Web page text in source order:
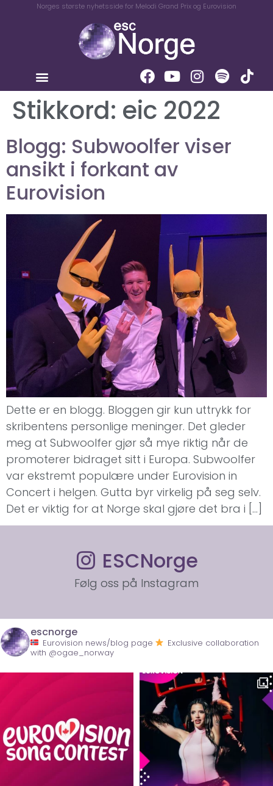
Norges største nyhetsside for Melodi Grand Prix og Eurovision
Stikkord: eic 2022
Blogg: Subwoolfer viser
ansikt i forkant av
Eurovision
Dette er en blogg. Bloggen gir kun uttrykk for
skribentens personlige meninger. Det gleder
meg at Subwoolfer gjør så mye riktig når de
promoterer bidraget sitt i Europa. Subwoolfer
var ekstremt populære under Eurovision in
Concert i helgen. Gutta byr virkelig på seg selv.
Det er viktig for at Norge skal gjøre det bra i […]
ESCNorge
Følg oss på Instagram
escnorge
Eurovision news/blog page
Exclusive collaboration
with @ogae_norway